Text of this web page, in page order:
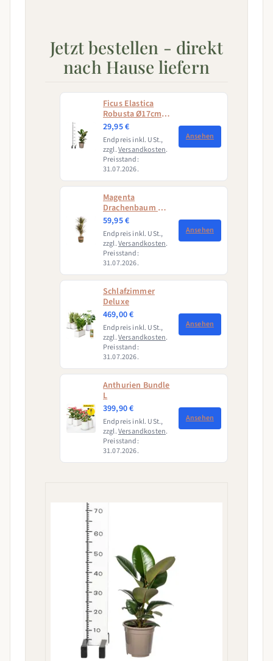
Jetzt bestellen - direkt
nach Hause liefern
Ficus Elastica
Robusta Ø17cm -
↕50 - 60cm
29,95 €
Endpreis inkl. USt.,
zzgl.Versandkosten.
Preisstand:
31.07.2026.
Ansehen
Magenta
Drachenbaum mit
Korb (Dracaena
Marginata
Magenta)
59,95 €
Endpreis inkl. USt.,
zzgl.Versandkosten.
Preisstand:
31.07.2026.
Ansehen
Schlafzimmer
Deluxe
469,00 €
Endpreis inkl. USt.,
zzgl.Versandkosten.
Preisstand:
31.07.2026.
Ansehen
Anthurien Bundle
L
399,90 €
Endpreis inkl. USt.,
zzgl.Versandkosten.
Preisstand:
31.07.2026.
Ansehen